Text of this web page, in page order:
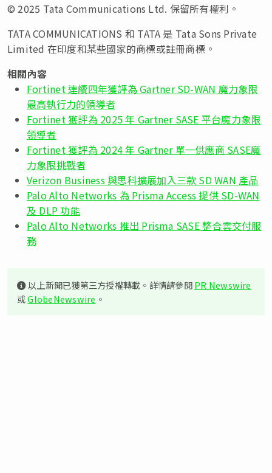
© 2025 Tata Communications Ltd. 保留所有權利。
TATA COMMUNICATIONS 和 TATA 是 Tata Sons Private
Limited 在印度和某些國家的商標或註冊商標。
相關內容
Fortinet 連續四年獲評為 Gartner SD-WAN 魔力象限
最高執行力的領導者
Fortinet 獲評為 2025 年 Gartner SASE 平台魔力象限
領導者
Fortinet 獲評為 2024 年 Gartner 單一供應商 SASE魔
力象限挑戰者
Verizon Business 與思科擴展加入三款 SD WAN 產品
Palo Alto Networks 為 Prisma Access 提供 SD-WAN
及 DLP 功能
Palo Alto Networks 推出 Prisma SASE 整合雲交付服
務
以上新聞已獲第三方授權轉載。詳情請參閱PR Newswire
或GlobeNewswire 。